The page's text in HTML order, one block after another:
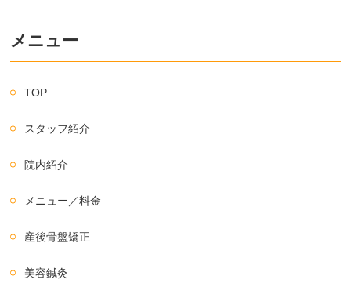
メニュー
TOP
スタッフ紹介
院内紹介
メニュー／料金
産後骨盤矯正
美容鍼灸